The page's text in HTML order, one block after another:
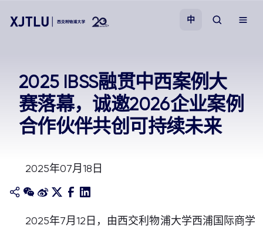
招生
科研
学院
中
2025 IBSS融贯中西案例大
赛落幕，诚邀2026企业案例
合作伙伴共创可持续未来
2025年07月18日
2025年7月12日，由西交利物浦大学西浦国际商学